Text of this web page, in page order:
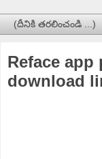
Reface app
download